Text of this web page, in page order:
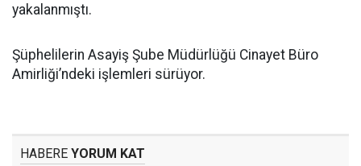
yakalanmıştı.
Şüphelilerin Asayiş Şube Müdürlüğü Cinayet Büro
Amirliği’ndeki işlemleri sürüyor.
HABERE YORUM KAT